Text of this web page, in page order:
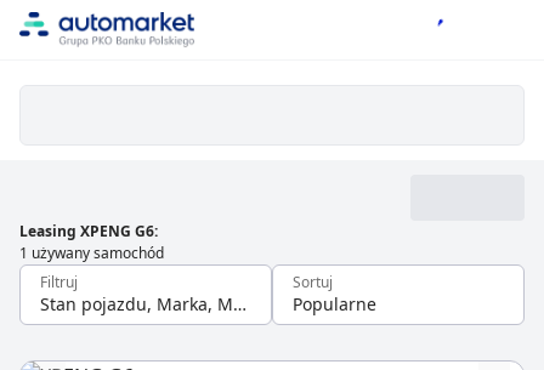
Leasing XPENG G6:
1 używany samochód
Filtruj
Stan pojazdu, Marka, Model
Sortuj
Popularne